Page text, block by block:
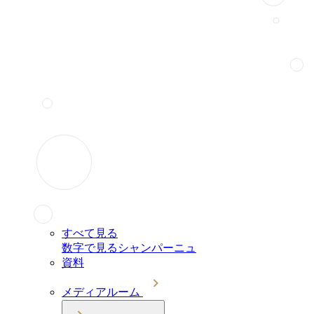
すべて見る
数字で見るシャンパーニュ
資料
メディアルーム